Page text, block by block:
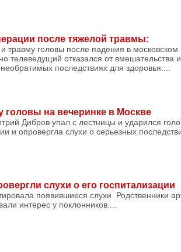
после тяжелой травмы:
травму головы после падения в московском
телеведущий отказался от вмешательства
последствиях для здоровья....
на вечеринке в Москве
Дибров упал с лестницы и ударился
и опровергла слухи о серьезных
слухи о его госпитализации
появившиеся слухи. Родственники
интерес у поклонников....